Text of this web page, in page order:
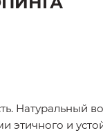
Натуральный
этичного и